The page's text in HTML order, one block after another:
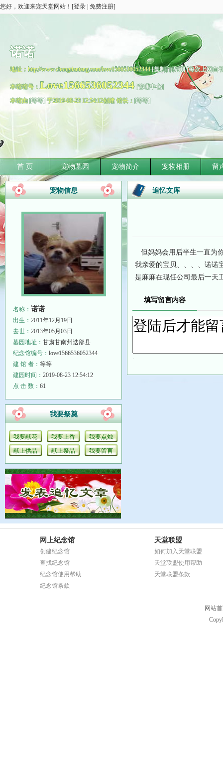
您好，欢迎来宠天堂网站！[登录 免费注册]
诺诺
地址：http://www.chongtiantang.com/love1566536052344[复制] [收藏] [每次上网自
本馆馆号：Love1566536052344 [管理中心]
本馆由 [等等] 于2019-08-23 12:54:12创建 馆长： [等等]
首 页 宠物墓园 宠物简介 宠物相册 留
宠物信息
名称： 诺诺
出生： 2011年12月19日
去世： 2013年05月03日
墓园地址： 甘肃甘南州迭部县
纪念馆编号： love1566536052344
建 馆 者： 等等
建园时间： 2019-08-23 12:54:12
点 击 数： 61
我要祭奠
我要献花 我要上香
我要点烛
献上供品
献上祭品 我要留言
追忆文库
但妈妈会用后半生一直为
我亲爱的宝贝、、、、诺诺
是麻麻在现任公司最后一天
填写留言内容
网上纪念馆
创建纪念馆
查找纪念馆
纪念馆使用帮助
纪念馆条款
天堂联盟
如何加入天堂联盟
天堂联盟使用帮助
天堂联盟条款
网站